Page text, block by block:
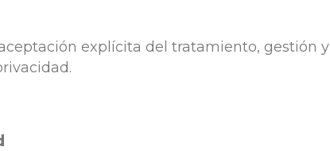
explícita del tratamiento, gestión y